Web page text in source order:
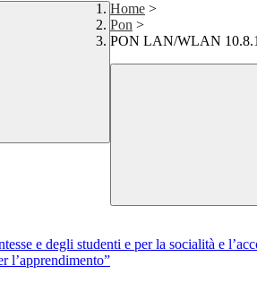
Home >
Pon >
PON LAN/WLAN
e degli studenti e per la socialità e
l’apprendimento”